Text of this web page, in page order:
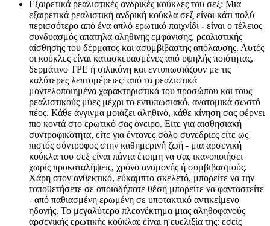
Εξαιρετικά ρεαλιστικές ανδρικές κούκλες του σεξ: Μια
εξαιρετικά ρεαλιστική ανδρική κούκλα σεξ είναι κάτι πολύ
περισσότερο από ένα απλό ερωτικό παιχνίδι - είναι ο τέλειος
συνδυασμός απατηλά αληθινής εμφάνισης, ρεαλιστικής
αίσθησης του δέρματος και ασυμβίβαστης απόλαυσης. Αυτές
οι κούκλες είναι κατασκευασμένες από υψηλής ποιότητας,
δερμάτινο TPE ή σιλικόνη και εντυπωσιάζουν με τις
καλύτερες λεπτομέρειες: από τα ρεαλιστικά
μοντελοποιημένα χαρακτηριστικά του προσώπου και τους
ρεαλιστικούς μύες μέχρι το εντυπωσιακό, ανατομικά σωστό
πέος. Κάθε άγγιγμα μοιάζει αληθινό, κάθε κίνηση σας φέρνει
πιο κοντά στο ερωτικό σας όνειρο. Είτε για αισθησιακή
συντροφικότητα, είτε για έντονες σόλο συνεδρίες είτε ως
πιστός σύντροφος στην καθημερινή ζωή - μια αρσενική
κούκλα του σεξ είναι πάντα έτοιμη να σας ικανοποιήσει
χωρίς προκαταλήψεις, χρόνο αναμονής ή συμβιβασμούς.
Χάρη στον ανθεκτικό, εύκαμπτο σκελετό, μπορείτε να την
τοποθετήσετε σε οποιαδήποτε θέση μπορείτε να φανταστείτε
- από παθιασμένη ερωμένη σε υποτακτικό αντικείμενο
ηδονής. Το μεγαλύτερο πλεονέκτημα μιας αληθοφανούς
αρσενικής ερωτικής κούκλας είναι η ευελιξία της: εσείς